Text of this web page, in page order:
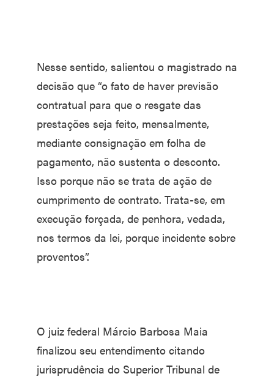
Nesse sentido, salientou o magistrado na
decisão que “o fato de haver previsão
contratual para que o resgate das
prestações seja feito, mensalmente,
mediante consignação em folha de
pagamento, não sustenta o desconto.
Isso porque não se trata de ação de
cumprimento de contrato. Trata-se, em
execução forçada, de penhora, vedada,
nos termos da lei, porque incidente sobre
proventos”.
O juiz federal Márcio Barbosa Maia
finalizou seu entendimento citando
jurisprudência do Superior Tribunal de